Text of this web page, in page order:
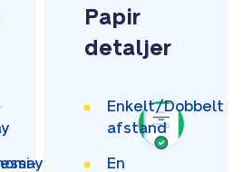
Papir
detaljer
Enkelt/Dobbelt
afstand
En